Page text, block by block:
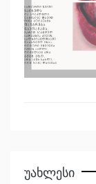
Უახლესი